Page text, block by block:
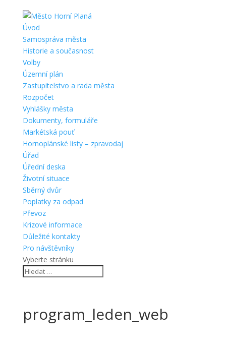
Úvod
Samospráva města
Historie a současnost
Volby
Územní plán
Zastupitelstvo a rada města
Rozpočet
Vyhlášky města
Dokumenty, formuláře
Markétská pouť
Hornoplánské listy – zpravodaj
Úřad
Úřední deska
Životní situace
Sběrný dvůr
Poplatky za odpad
Převoz
Krizové informace
Důležité kontakty
Pro návštěvníky
Vyberte stránku
program_leden_web